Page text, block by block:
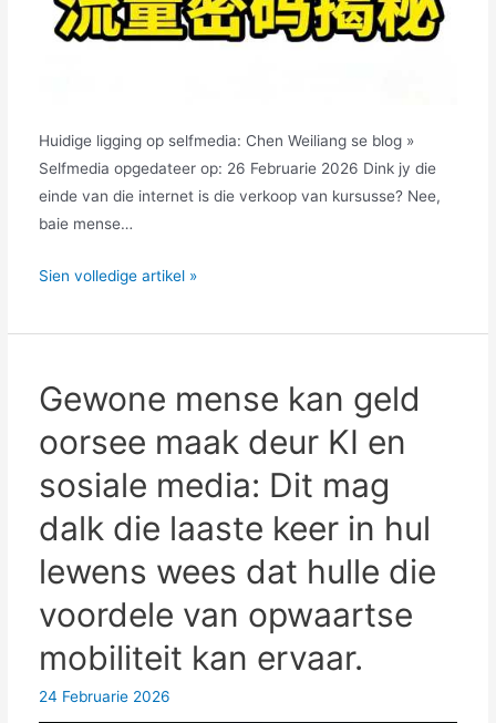
Huidige ligging op selfmedia: Chen Weiliang se blog »
Selfmedia opgedateer op: 26 Februarie 2026 Dink jy die
einde van die internet is die verkoop van kursusse? Nee,
baie mense…
Wat
'n
YouTube-
kanaal?
Hoekom
dit
geld
Die
geheime
die
"breinorgasme"-
verkeer
Sien volledige artikel »
Gewone mense kan geld
oorsee maak deur KI en
sosiale media: Dit mag
dalk die laaste keer in hul
lewens wees dat hulle die
voordele van opwaartse
mobiliteit kan ervaar.
24 Februarie 2026